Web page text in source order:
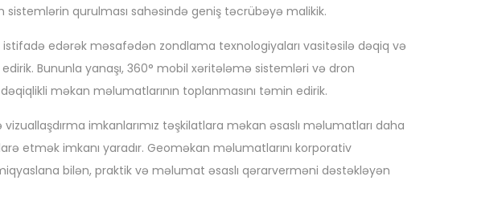
qurulması sahəsində geniş təcrübəyə malikik.
edərək məsafədən zondlama texnologiyaları vasitəsilə dəqiq və
Bununla yanaşı, 360° mobil xəritələmə sistemləri və dron
məkan məlumatlarının toplanmasını təmin edirik.
imkanlarımız təşkilatlara məkan əsaslı məlumatları daha
etmək imkanı yaradır. Geoməkan məlumatlarını korporativ
bilən, praktik və məlumat əsaslı qərarverməni dəstəkləyən